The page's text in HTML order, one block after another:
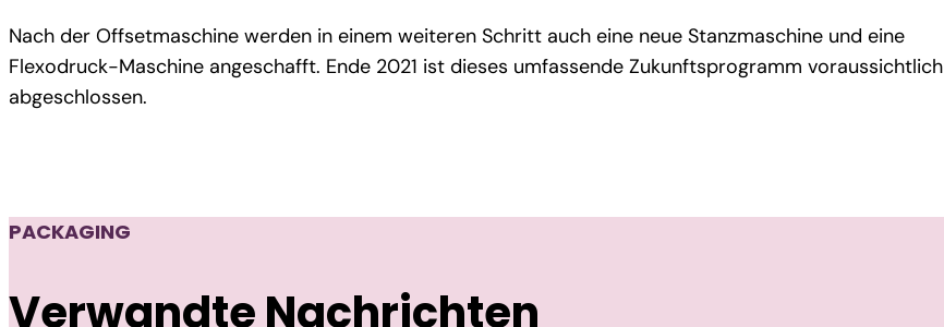
Nach der Offsetmaschine werden in einem weiteren Schritt auch eine neue Stanzmaschine und eine
Flexodruck-Maschine angeschafft. Ende 2021 ist dieses umfassende Zukunftsprogramm voraussichtlich
abgeschlossen.
PACKAGING
Verwandte Nachrichten